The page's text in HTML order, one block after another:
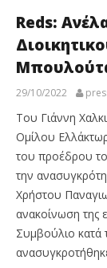
Reds:
29/10/2022
Του Γιάννη
Ομίλου
του προέδρου
την
Χρήστου
ανακοίνωση της
Συμβούλιο κατά